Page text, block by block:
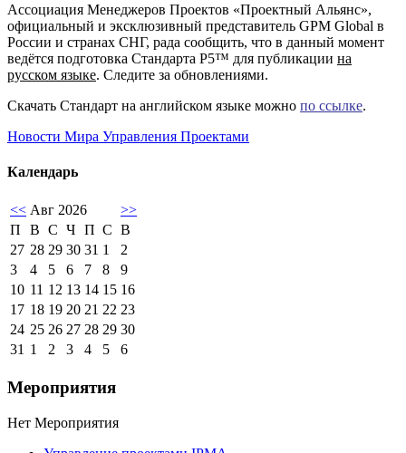
Ассоциация Менеджеров Проектов «Проектный Альянс»,
официальный и эксклюзивный представитель GPM Global в
России и странах СНГ, рада сообщить, что в данный момент
ведётся подготовка Стандарта P5™ для публикации на
русском языке. Следите за обновлениями.
Скачать Стандарт на английском языке можно по ссылке.
Новости Мира Управления Проектами
Календарь
<< Авг 2026
>>
П
В С Ч П С В
27 28 29 30 31 1
2
3
4 5 6 7 8
9
10 11 12 13 14 15 16
17 18 19 20 21 22 23
24 25 26 27 28 29 30
31 1 2 3 4 5 6
Мероприятия
Нет Мероприятия